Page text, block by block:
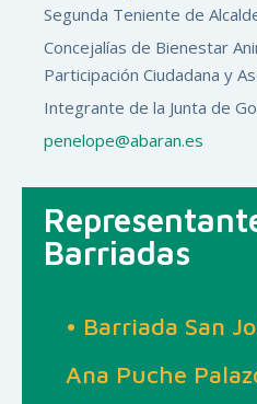
Segunda Teniente de
Concejalías de Bienestar
Participación Ciudadana y
Integrante de la Junta de
penelope@abaran.es
Barriadas
• Barriada San
Ana Puche